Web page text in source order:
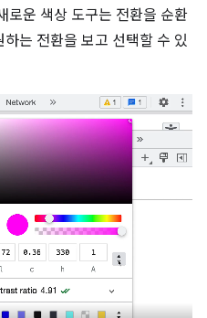
로운 색상 도구는 전환을 순환
는 전환을 보고 선택할 수 있